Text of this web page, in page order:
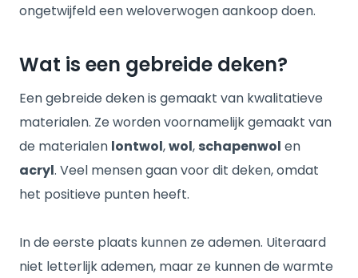
ongetwijfeld een weloverwogen aankoop doen.
Wat is een gebreide deken?
Een gebreide deken is gemaakt van kwalitatieve
materialen. Ze worden voornamelijk gemaakt van
de materialen lontwol,wol, schapenwol en
acryl. Veel mensen gaan voor dit deken, omdat
het positieve punten heeft.
In de eerste plaats kunnen ze ademen. Uiteraard
niet letterlijk ademen, maar ze kunnen de warmte